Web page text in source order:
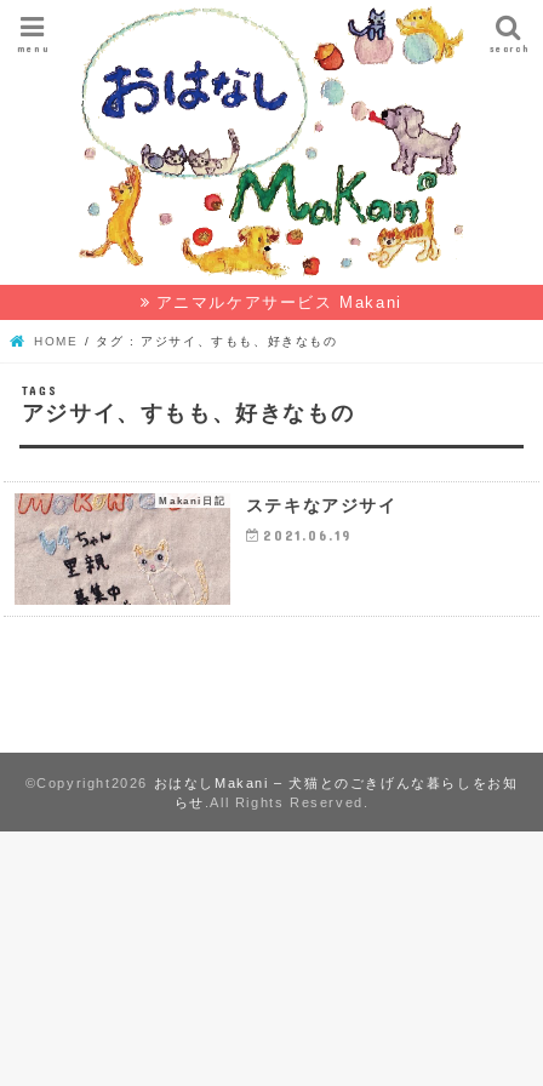
search
menu
アニマルケアサービス Makani
HOME タグ : アジサイ、すもも、好きなもの
アジサイ、すもも、好きなもの
Makani日記 ステキなアジサイ
2021.06.19
©Copyright2026
おはなしMakani – 犬猫とのごきげんな暮らしをお知
らせ .All Rights Reserved.